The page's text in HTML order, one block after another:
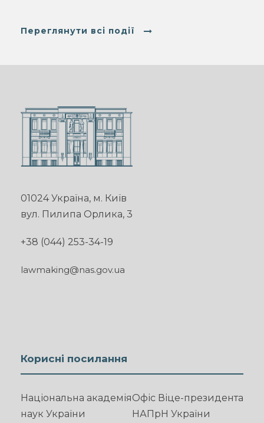
Переглянути всі події
01024 Україна, м. Київ
вул. Пилипа Орлика, 3
+38 (044) 253-34-19
lawmaking@nas.gov.ua
Корисні посилання
Національна академія
наук України
Офіс Віце-президента
НАПрН України